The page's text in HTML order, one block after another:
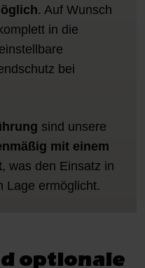
. Auf Wunsch
in die
bei
sind unsere
mit einem
, was den Einsatz in
Lage ermöglicht.
optionale